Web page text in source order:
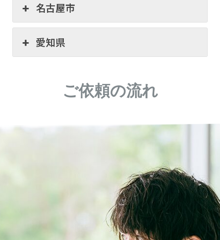
名古屋市
愛知県
ご依頼の流れ